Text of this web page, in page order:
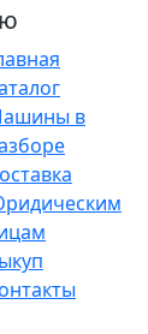
в